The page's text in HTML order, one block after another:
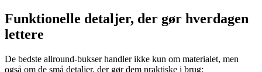
Funktionelle detaljer, der gør hverdagen
lettere
De bedste allround-bukser handler ikke kun om materialet, men
også om de små detaljer, der gør dem praktiske i brug: